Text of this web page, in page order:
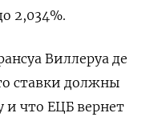
2,034%.
Виллеруа де
ставки должны
и что ЕЦБ вернет